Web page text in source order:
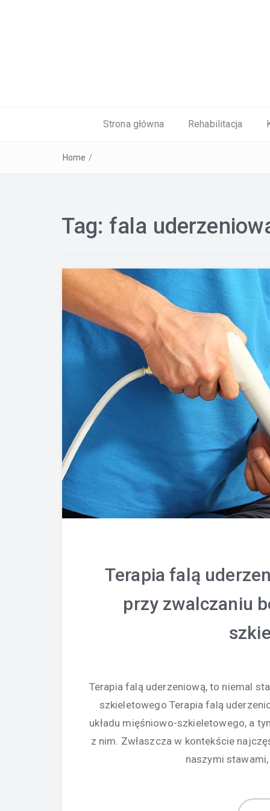
Strona główna Rehabilitacja
Home /
Tag: fala
Terapia falą
przy zwalczaniu
Terapia falą uderzeniową, to niemal
szkieletowego Terapia falą
układu mięśniowo-szkieletowego, a
z nim. Zwłaszcza w kontekście
naszymi